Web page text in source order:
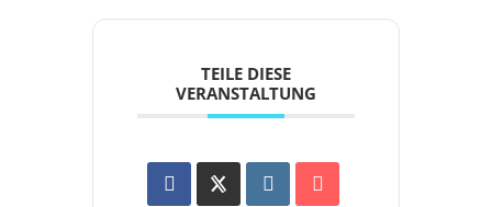
TEILE DIESE
VERANSTALTUNG